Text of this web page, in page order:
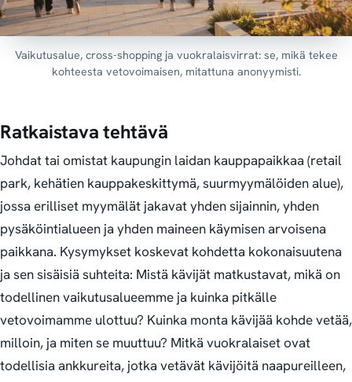
Vaikutusalue, cross-shopping ja vuokralaisvirrat: se, mikä tekee
kohteesta vetovoimaisen, mitattuna anonyymisti.
Ratkaistava tehtävä
Johdat tai omistat kaupungin laidan kauppapaikkaa (retail
park, kehätien kauppakeskittymä, suurmyymälöiden alue),
jossa erilliset myymälät jakavat yhden sijainnin, yhden
pysäköintialueen ja yhden maineen käymisen arvoisena
paikkana. Kysymykset koskevat kohdetta kokonaisuutena
ja sen sisäisiä suhteita: Mistä kävijät matkustavat, mikä on
todellinen vaikutusalueemme ja kuinka pitkälle
vetovoimamme ulottuu? Kuinka monta kävijää kohde vetää,
milloin, ja miten se muuttuu? Mitkä vuokralaiset ovat
todellisia ankkureita, jotka vetävät kävijöitä naapureilleen,